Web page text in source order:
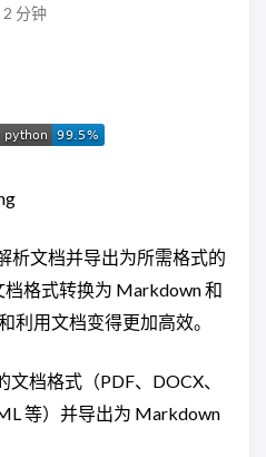
分钟
析文档并导出为所需格式的
格式转换为 Markdown 和
利用文档变得更加高效。
档格式（PDF、DOCX、
等）并导出为 Markdown